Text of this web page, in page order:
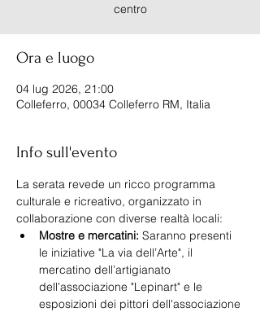
centro
Ora e luogo
04 lug 2026, 21:00
Colleferro, 00034 Colleferro RM, Italia
Info sull'evento
La serata revede un ricco programma
culturale e ricreativo, organizzato in
collaborazione con diverse realtà locali:
Mostre e mercatini: Saranno presenti
le iniziative "La via dell’Arte", il
mercatino dell’artigianato
dell'associazione "Lepinart" e le
esposizioni dei pittori dell'associazione